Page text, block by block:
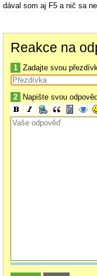
dával som aj F5 a nič sa
Reakce na
1 Zadajte svou
2 Napište svou